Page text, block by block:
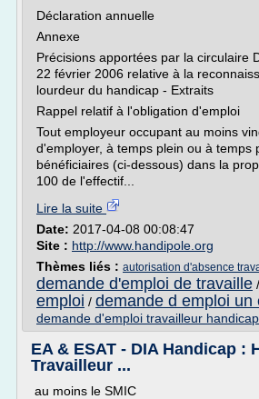
Déclaration annuelle
Annexe
Précisions apportées par la circulaire
22 février 2006 relative à la
lourdeur du handicap - Extraits
Rappel relatif à l'obligation d'emploi
Tout employeur occupant au moins
d'employer, à temps plein ou à temps
bénéficiaires (ci-dessous) dans la
100 de l'effectif...
Lire la suite
Date: 2017-04-08 00:08:47
Site : http://www.handipole.org
Thèmes liés : autorisation d'absence
demande d'emploi de travaille /
emploi / demande d emploi un
demande d'emploi travailleur
EA & ESAT - DIA Handicap :
Travailleur ...
au moins le SMIC